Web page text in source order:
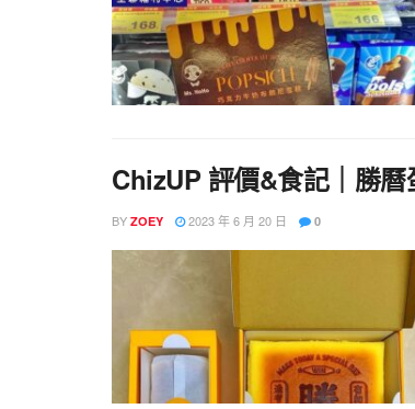
ChizUP 評價&食記｜勝
BY ZOEY 2023 年 6 月 20 日 0